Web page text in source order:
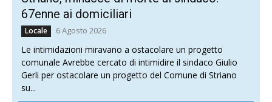
67enne ai domiciliari
Locale 6 Agosto 2026
Le intimidazioni miravano a ostacolare un progetto
comunale Avrebbe cercato di intimidire il sindaco Giulio
Gerli per ostacolare un progetto del Comune di Striano
su...